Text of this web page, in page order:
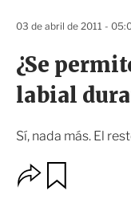
¿Se
labial
Sí, nada más. El
03 de abril de 2011 -
O
p